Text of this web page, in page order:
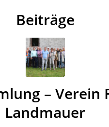
Beiträge
– Verein
Landmauer